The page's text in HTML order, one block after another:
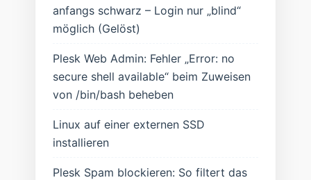
anfangs schwarz – Login nur „blind“
möglich (Gelöst)
Plesk Web Admin: Fehler „Error: no
secure shell available“ beim Zuweisen
von /bin/bash beheben
Linux auf einer externen SSD
installieren
Plesk Spam blockieren: So filtert das